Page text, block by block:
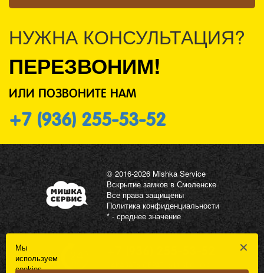
НУЖНА КОНСУЛЬТАЦИЯ?
ПЕРЕЗВОНИМ!
ИЛИ ПОЗВОНИТЕ НАМ
+7 (936) 255-53-52
© 2016-2026 Mishka Service
Вскрытие замков в Смоленске
Все права защищены
Политика конфиденциальности
* - среднее значение
Мы
используем
cookies
✕